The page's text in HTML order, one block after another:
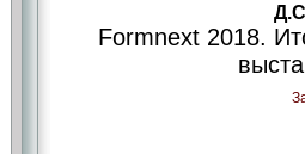
Formnext 2018.